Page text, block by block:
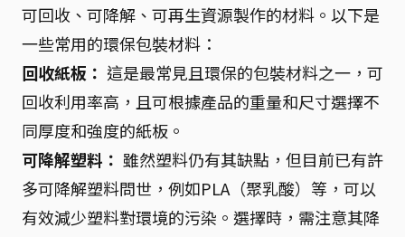
可回收、可降解、可再生資源製作的材料。以下是
一些常用的環保包裝材料：
回收紙板： 這是最常見且環保的包裝材料之一，可
回收利用率高，且可根據產品的重量和尺寸選擇不
同厚度和強度的紙板。
可降解塑料： 雖然塑料仍有其缺點，但目前已有許
多可降解塑料問世，例如PLA（聚乳酸）等，可以
有效減少塑料對環境的污染。選擇時，需注意其降